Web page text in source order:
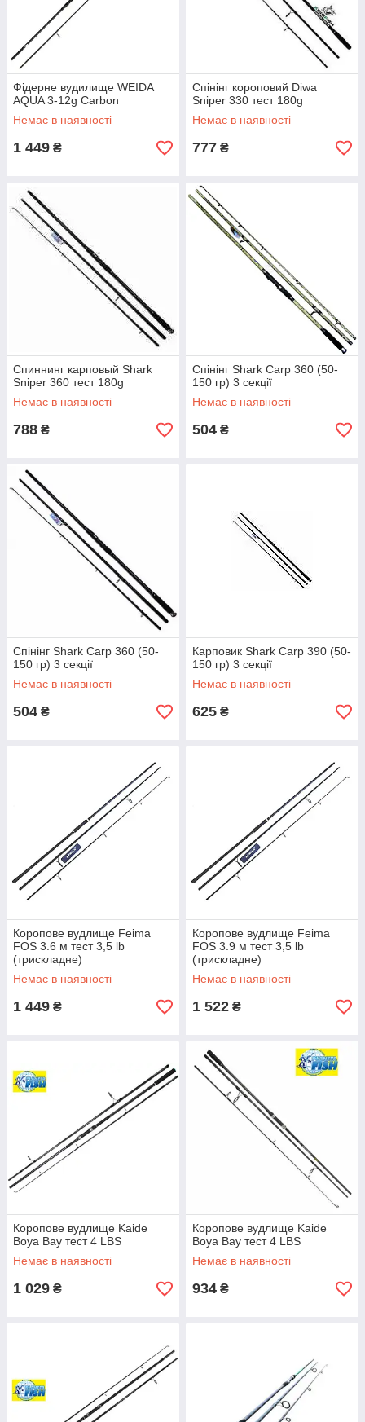
Фідерне вудилище WEIDA
AQUA 3-12g Carbon
Немає в наявності
1 449 ₴
Спінінг короповий Diwa
Sniper 330 тест 180g
Немає в наявності
777 ₴
Спиннинг карповый Shark
Sniper 360 тест 180g
Немає в наявності
788 ₴
Спінінг Shark Carp 360 (50-
150 гр) 3 секції
Немає в наявності
504 ₴
Спінінг Shark Carp 360 (50-
150 гр) 3 секції
Немає в наявності
504 ₴
Карповик Shark Carp 390 (50-
150 гр) 3 секції
Немає в наявності
625 ₴
Коропове вудлище Feima
FOS 3.6 м тест 3,5 lb
(трискладне)
Немає в наявності
1 449 ₴
Коропове вудлище Feima
FOS 3.9 м тест 3,5 lb
(трискладне)
Немає в наявності
1 522 ₴
Коропове вудлище Kaide
Boya Bay тест 4 LBS
Немає в наявності
1 029 ₴
Коропове вудлище Kaide
Boya Bay тест 4 LBS
Немає в наявності
934 ₴